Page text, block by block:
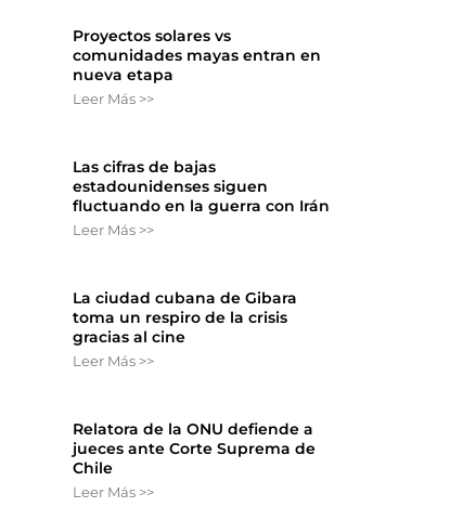
Proyectos solares vs
comunidades mayas entran en
nueva etapa
Leer Más >>
Las cifras de bajas
estadounidenses siguen
fluctuando en la guerra con Irán
Leer Más >>
La ciudad cubana de Gibara
toma un respiro de la crisis
gracias al cine
Leer Más >>
Relatora de la ONU defiende a
jueces ante Corte Suprema de
Chile
Leer Más >>